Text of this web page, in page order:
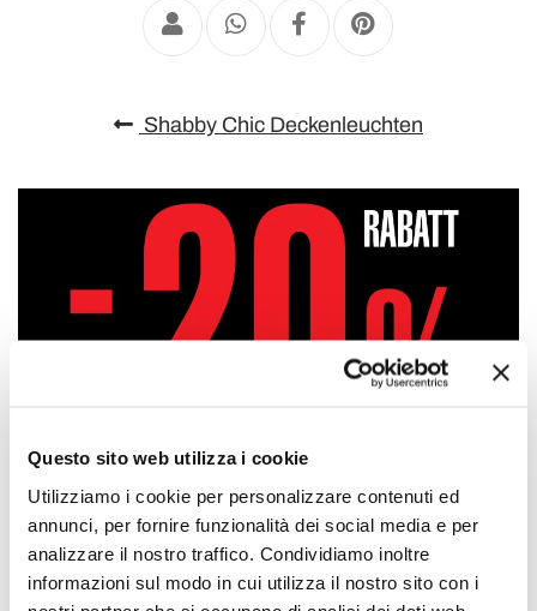
Questo sito web utilizza i cookie
Utilizziamo i cookie per personalizzare contenuti ed
annunci, per fornire funzionalità dei social media e per
analizzare il nostro traffico. Condividiamo inoltre
informazioni sul modo in cui utilizza il nostro sito con i
Shabby Chic Deckenleuchten